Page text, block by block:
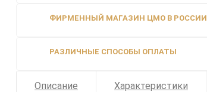
ФИРМЕННЫЙ МАГАЗИН ЦМО В РОССИИ
РАЗЛИЧНЫЕ СПОСОБЫ ОПЛАТЫ
Описание Характеристики